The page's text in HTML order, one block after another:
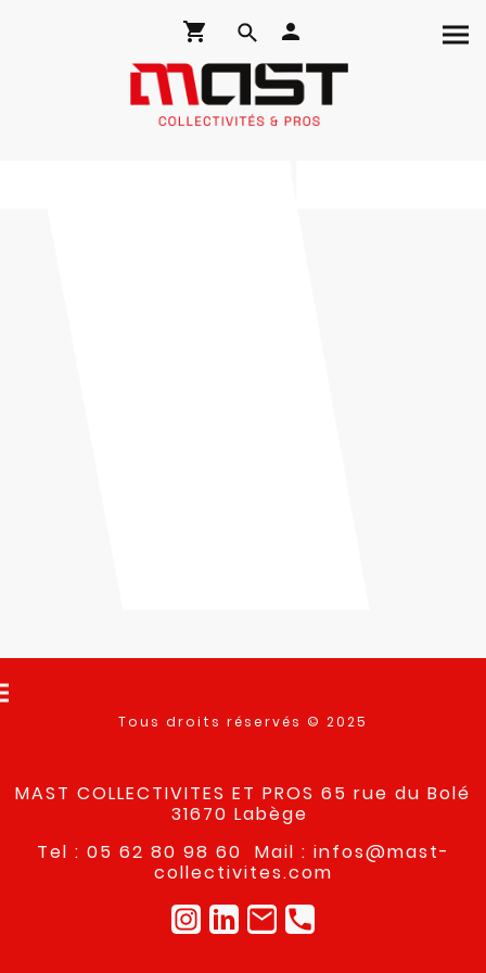
Tous droits réservés © 2025
MAST COLLECTIVITES ET PROS 65 rue du Bolé
31670 Labège
Tel : 05 62 80 98 60 Mail : infos@mast-
collectivites.com